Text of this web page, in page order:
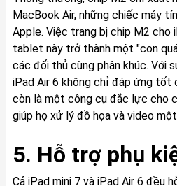
MacBook Air, những chiếc máy
Apple. Việc trang bị chip M2 cho
tablet này trở thành một "con
các đối thủ cùng phân khúc. Với
iPad Air 6 không chỉ đáp ứng tốt
còn là một công cụ đắc lực cho
giúp họ xử lý đồ họa và video
5. Hỗ trợ phụ
Cả iPad mini 7 và iPad Air 6 đều